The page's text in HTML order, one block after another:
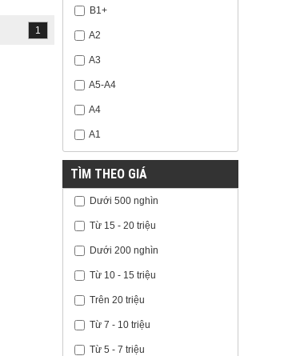
1
B1+
A2
A3
A5-A4
A4
A1
TÌM THEO GIÁ
Dưới 500 nghìn
Từ 15 - 20 triệu
Dưới 200 nghìn
Từ 10 - 15 triệu
Trên 20 triệu
Từ 7 - 10 triệu
Từ 5 - 7 triệu